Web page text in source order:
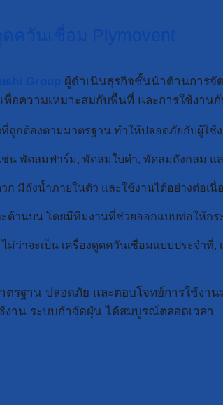
ผู้ดำเนินธุรกิจชั้นนำด้านการจั
อความเหมาะสมกับพื้นที่ และการใช้งา
ถูกต้องตามมาตรฐาน ทำให้ปลอดภัยกับผู้ใช้
น พัดลมฟาร์ม, พัดลมใบดำ, พัดลมถังกลม แ
มีถังน้ำภายในตัว และใช้งานได้อย่างต่อเนื่
ด้านบน โดยมีทีมงานที่ช่วยออกแบบท่อให้กร
ว่าจะเป็น เครื่องดูดควันเชื่อมแบบประจำที่
รฐาน ปลอดภัย และตอบโจทย์การใช้งา
งาน ระบบกำจัดฝุ่น ได้สมบูรณ์ตลอดเวลา